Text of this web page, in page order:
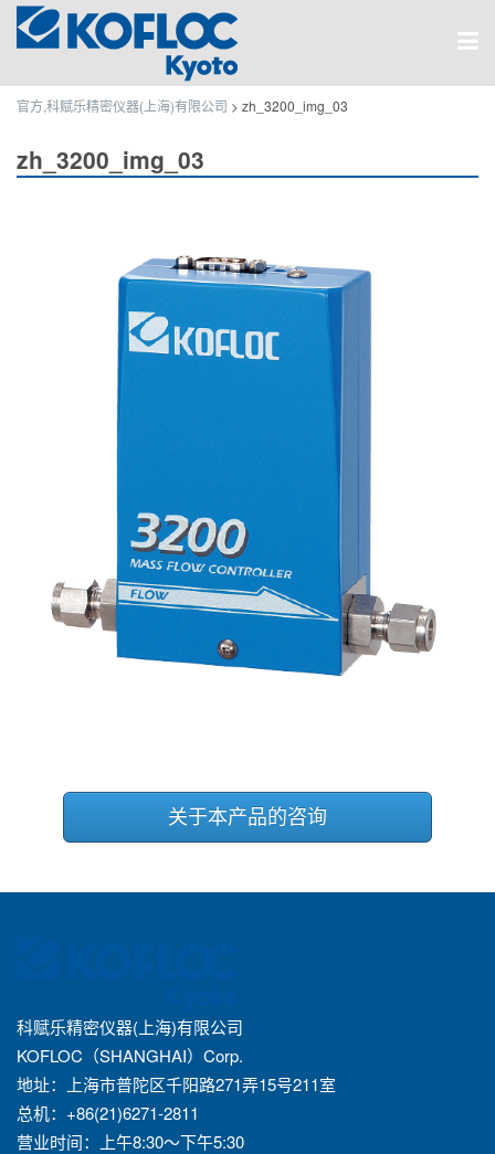
官方,科赋乐精密仪器(上海)有限公司 > zh_3200_img_03
zh_3200_img_03
关于本产品的咨询
科赋乐精密仪器(上海)有限公司
KOFLOC（SHANGHAI）Corp.
地址：上海市普陀区千阳路271弄15号211室
总机：+86(21)6271-2811
营业时间：上午8:30～下午5:30